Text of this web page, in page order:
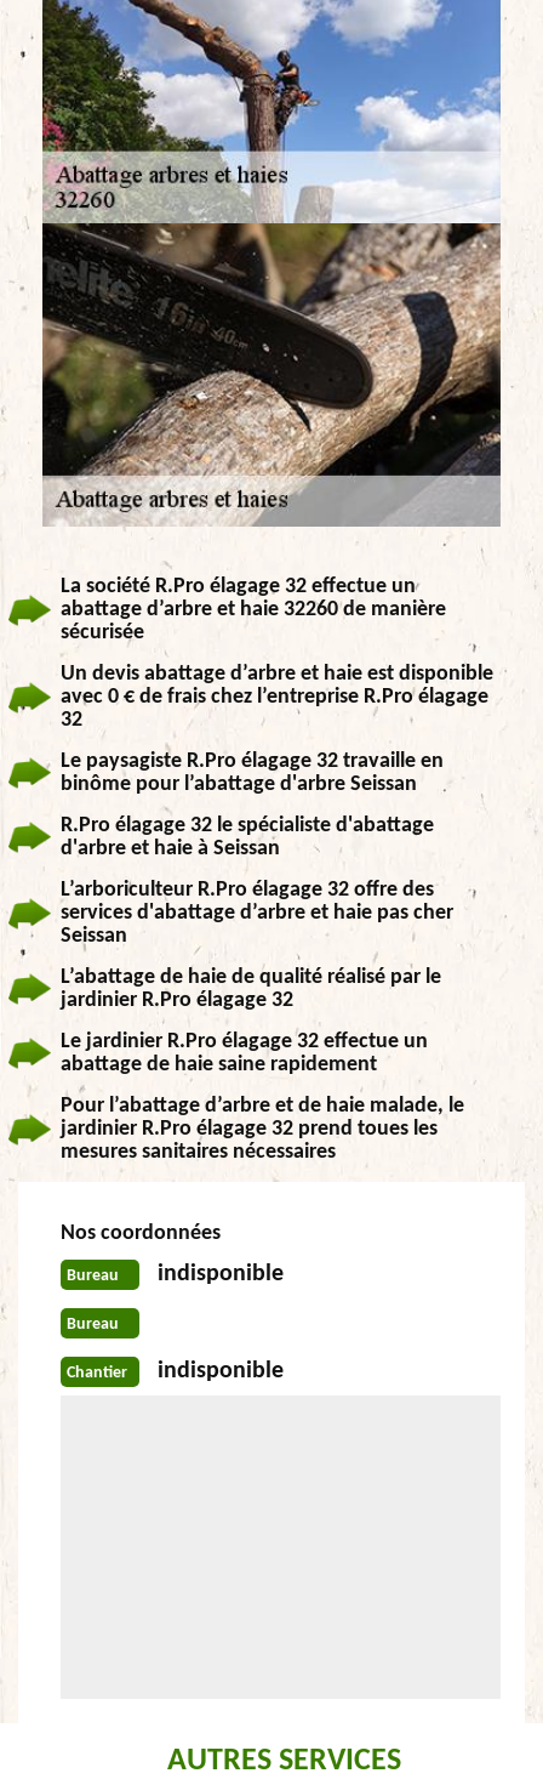
La société R.Pro élagage 32 effectue un
abattage d’arbre et haie 32260 de manière
sécurisée
Un devis abattage d’arbre et haie est disponible
avec 0 € de frais chez l’entreprise R.Pro élagage
32
Le paysagiste R.Pro élagage 32 travaille en
binôme pour l’abattage d'arbre Seissan
R.Pro élagage 32 le spécialiste d'abattage
d'arbre et haie à Seissan
L’arboriculteur R.Pro élagage 32 offre des
services d'abattage d’arbre et haie pas cher
Seissan
L’abattage de haie de qualité réalisé par le
jardinier R.Pro élagage 32
Le jardinier R.Pro élagage 32 effectue un
abattage de haie saine rapidement
Pour l’abattage d’arbre et de haie malade, le
jardinier R.Pro élagage 32 prend toues les
mesures sanitaires nécessaires
Nos coordonnées
Bureau indisponible
Bureau
Chantier indisponible
AUTRES SERVICES